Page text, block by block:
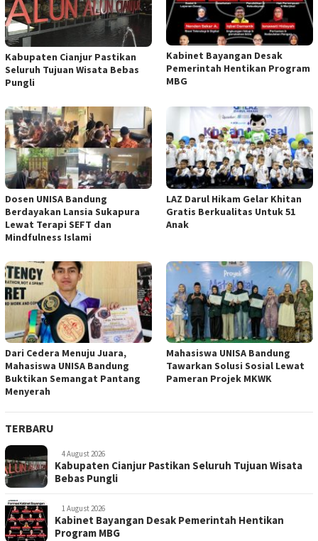
Kabupaten Cianjur Pastikan
Seluruh Tujuan Wisata Bebas
Pungli
Kabinet Bayangan Desak
Pemerintah Hentikan Program
MBG
Dosen UNISA Bandung
Berdayakan Lansia Sukapura
Lewat Terapi SEFT dan
Mindfulness Islami
LAZ Darul Hikam Gelar Khitan
Gratis Berkualitas Untuk 51
Anak
Dari Cedera Menuju Juara,
Mahasiswa UNISA Bandung
Buktikan Semangat Pantang
Menyerah
Mahasiswa UNISA Bandung
Tawarkan Solusi Sosial Lewat
Pameran Projek MKWK
TERBARU
4 August 2026
Kabupaten Cianjur Pastikan Seluruh Tujuan Wisata
Bebas Pungli
1 August 2026
Kabinet Bayangan Desak Pemerintah Hentikan
Program MBG